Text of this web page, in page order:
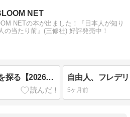
NET
NETの本が出ました！『日本人が知り
の当たり前』(三修社) 好評発売中！
パリの日本食ブームの今を探る【2026年春】：激増する個人店舗に対し、目立たない企業出店？
5ヶ月前